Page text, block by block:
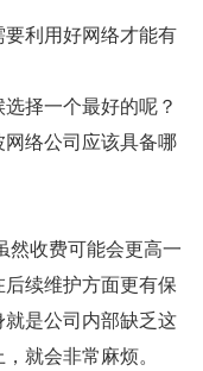
利用好网络才能有
择一个最好的呢？
络公司应该具备哪
收费可能会更高一
续维护方面更有保
是公司内部缺乏这
就会非常麻烦。